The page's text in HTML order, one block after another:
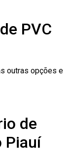
PVC
outras opções e
de
Piauí